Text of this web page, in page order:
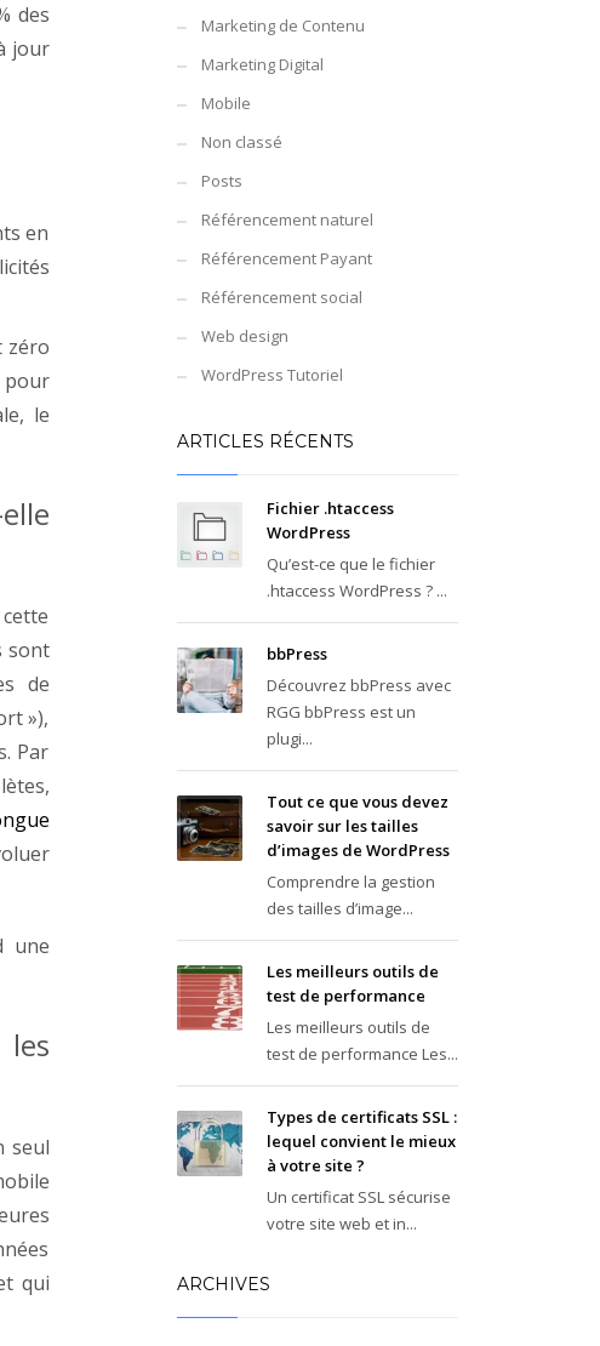
des
jour
en
zéro
pour
le
sont
de
»),
Par
une
seul
qui
Marketing de Contenu
Marketing Digital
Mobile
Non classé
Posts
Référencement naturel
Référencement Payant
Référencement social
Web design
WordPress Tutoriel
ARTICLES RÉCENTS
Fichier .htaccess
WordPress
Qu’est-ce que le fichier
.htaccess WordPress ? ...
bbPress
Découvrez bbPress avec
RGG bbPress est un
plugi...
Tout ce que vous devez
savoir sur les tailles
d’images de WordPress
Comprendre la gestion
des tailles d’image...
Les meilleurs outils de
test de performance
Les meilleurs outils de
test de performance Les...
Types de certificats SSL :
lequel convient le mieux
à votre site ?
Un certificat SSL sécurise
votre site web et in...
ARCHIVES